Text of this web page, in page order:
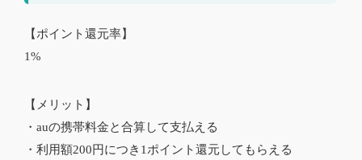
【ポイント還元率】
1%
【メリット】
・auの携帯料金と合算して支払える
・利用額200円につき1ポイント還元してもらえる